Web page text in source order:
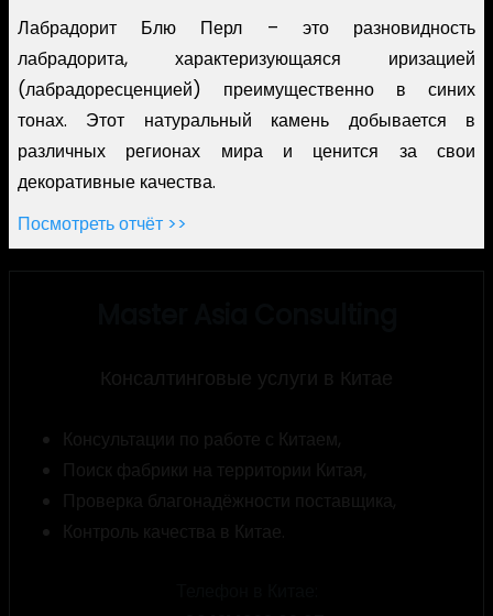
Лабрадорит Блю Перл – это разновидность
лабрадорита, характеризующаяся иризацией
(лабрадоресценцией) преимущественно в синих
тонах. Этот натуральный камень добывается в
различных регионах мира и ценится за свои
декоративные качества.
Посмотреть отчёт >>
Консалтинговые услуги в Китае
Консультации по работе с Китаем,
Поиск фабрики на территории Китая,
Проверка благонадёжности поставщика,
Контроль качества в Китае.